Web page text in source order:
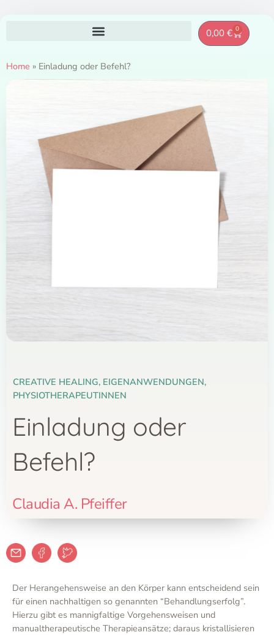
0,00 € 0
Home » Einladung oder Befehl?
CREATIVE HEALING, EIGENANWENDUNGEN,
PHYSIOTHERAPEUTINNEN
Einladung oder
Befehl?
Claudia A. Pfeiffer
Der Herangehensweise an den Körper kann entscheidend sein
für einen nachhaltigen so genannten “Behandlungserfolg”.
Hierzu gibt es mannigfaltige Vorgehensweisen und
manualtherapeutische Therapieansätze; daraus kristallisieren